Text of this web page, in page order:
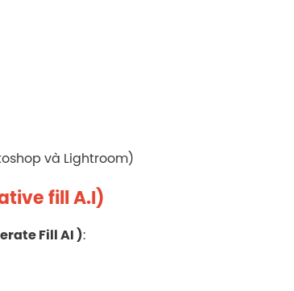
và Lightroom)
fill A.I)
Fill AI ):